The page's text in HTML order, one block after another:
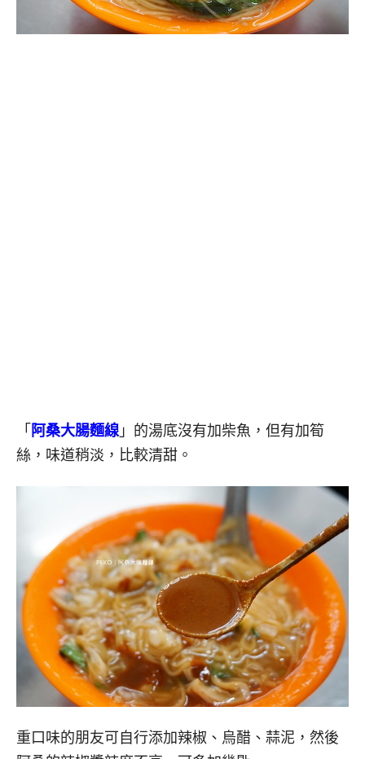
「 阿桑大腸麵線 」的湯底沒有加柴魚，但有加筍
絲，味道稍淡，比較清甜。
重口味的朋友可自行添加辣椒、烏醋、蒜泥，然後